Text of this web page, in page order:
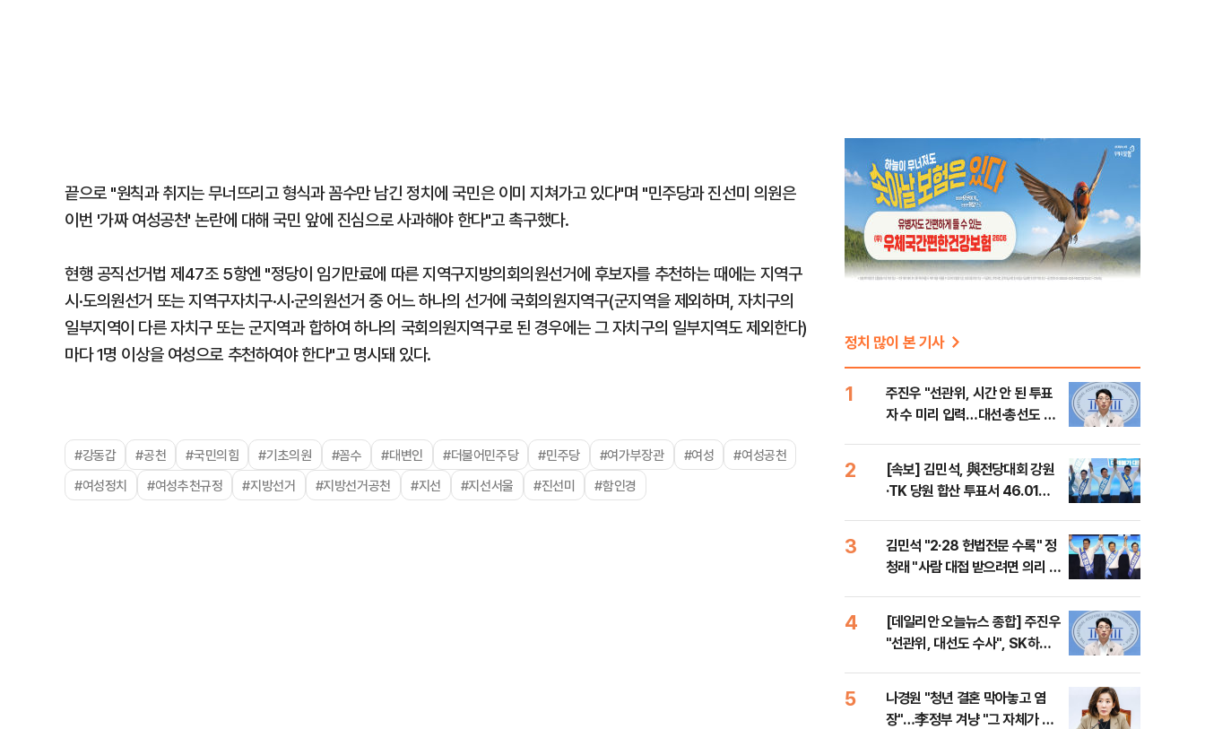
끝으로 "원칙과 취지는 무너뜨리고 형식과 꼼수만 남긴 정치에 국민은 이미 지쳐가고 있다"며 "민주당과 진선미 의원은
이번 '가짜 여성공천' 논란에 대해 국민 앞에 진심으로 사과해야 한다"고 촉구했다.
현행 공직선거법 제47조 5항엔 "정당이 임기만료에 따른 지역구지방의회의원선거에 후보자를 추천하는 때에는 지역구
시·도의원선거 또는 지역구자치구·시·군의원선거 중 어느 하나의 선거에 국회의원지역구(군지역을 제외하며, 자치구의
일부지역이 다른 자치구 또는 군지역과 합하여 하나의 국회의원지역구로 된 경우에는 그 자치구의 일부지역도 제외한다)
마다 1명 이상을 여성으로 추천하여야 한다"고 명시돼 있다.
#강동갑 #공천 #국민의힘 #기초의원 #꼼수 #대변인 #더불어민주당 #민주당 #여가부장관 #여성
#여성공천
#여성정치
#여성추천규정 #지방선거 #지방선거공천 #지선 #지선서울 #진선미 #함인경
정치 많이 본 기사
1
주진우 "선관위, 시간 안 된 투표
자 수 미리 입력…대선·총선도 수
2
[속보] 김민석, 與전당대회 강원
·TK 당원 합산 투표서 46.01%
3
김민석 "2·28 헌법전문 수록" 정
청래 "사람 대접 받으려면 의리 있
4
[데일리안 오늘뉴스 종합] 주진우
"선관위, 대선도 수사", SK하이
5
나경원 "청년 결혼 막아놓고 염
장"…李정부 겨냥 "그 자체가 결